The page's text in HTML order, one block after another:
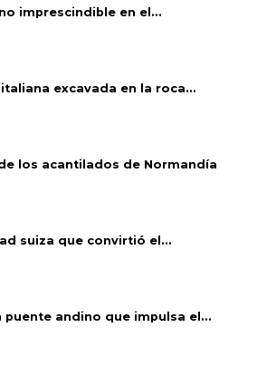
imprescindible en el...
excavada en la roca...
los acantilados de Normandía
suiza que convirtió el...
puente andino que impulsa el...